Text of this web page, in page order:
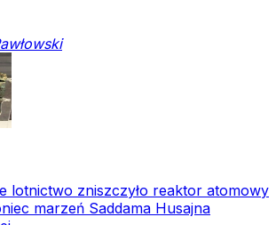
lotnictwo zniszczyło reaktor atomowy
marzeń Saddama Husajna